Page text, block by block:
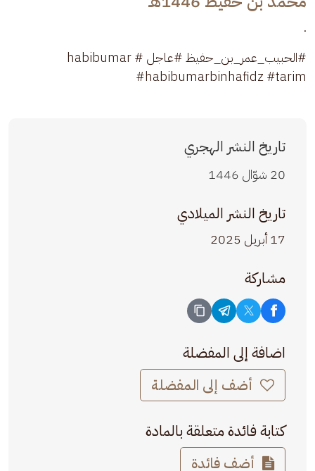
.
#الحبيب_عمر_بن_حفيظ #عاجل #habibumar
#habibumarbinhafidz #tarim
تاريخ النشر الهجري
20 شوّال 1446
تاريخ النشر الميلادي
17 أبريل 2025
مشاركة
اضافة إلى المفضلة
أضف إلى المفضلة
كتابة فائدة متعلقة بالمادة
أضف فائدة